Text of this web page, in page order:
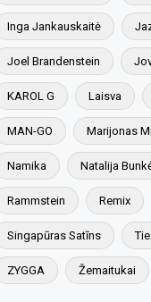
Inga Jankauskaitė
Joel Brandenstein
KAROL G Laisva
MAN-GO Marijonas
Namika Natalija
Rammstein Remix
Singapūras Satīns
ZYGGA Žemaitukai